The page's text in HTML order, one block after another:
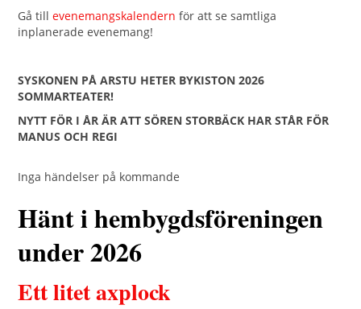
Gå tillevenemangskalendernför att se samtliga
inplanerade evenemang!
SYSKONEN PÅ ARSTU HETER BYKISTON 2026
SOMMARTEATER!
NYTT FÖR I ÅR ÄR ATT SÖREN STORBÄCK HAR STÅR FÖR
MANUS OCH REGI
Inga händelser på kommande
Hänt i hembygdsföreningen
under 2026
Ett litet axplock